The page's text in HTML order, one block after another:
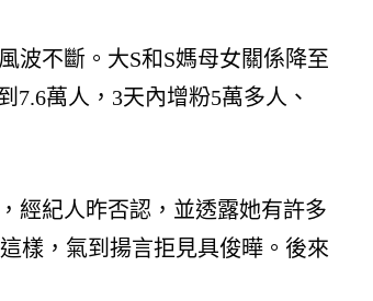
波不斷。大S和S媽母女關係降至
萬人，3天內增粉5萬多人、
經紀人昨否認，並透露她有許多
樣，氣到揚言拒見具俊曄。後來